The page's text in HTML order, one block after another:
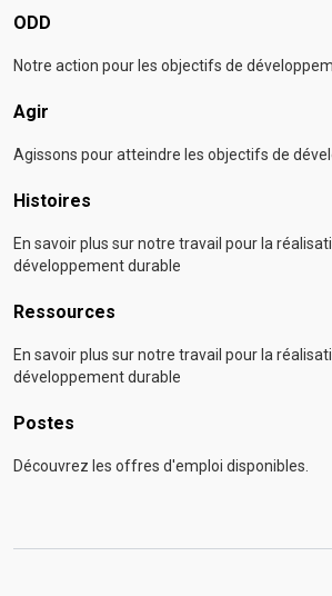
ODD
Notre action pour les objectifs de
Agir
Agissons pour atteindre les objectifs de
Histoires
En savoir plus sur notre travail pour la
développement durable
Ressources
En savoir plus sur notre travail pour la
développement durable
Postes
Découvrez les offres d'emploi disponibles.